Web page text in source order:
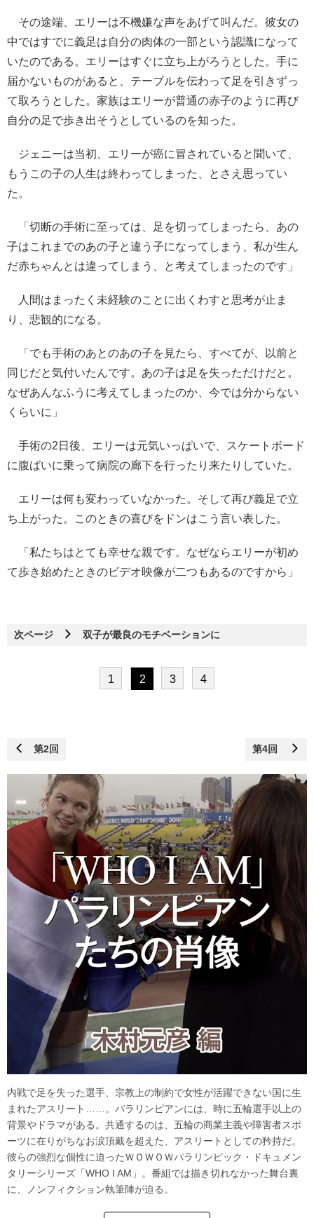
その途端、エリーは不機嫌な声をあげて叫んだ。彼女の
中ではすでに義足は自分の肉体の一部という認識になって
いたのである。エリーはすぐに立ち上がろうとした。手に
届かないものがあると、テーブルを伝わって足を引きずっ
て取ろうとした。家族はエリーが普通の赤子のように再び
自分の足で歩き出そうとしているのを知った。
ジェニーは当初、エリーが癌に冒されていると聞いて、
もうこの子の人生は終わってしまった、とさえ思ってい
た。
「切断の手術に至っては、足を切ってしまったら、あの
子はこれまでのあの子と違う子になってしまう、私が生ん
だ赤ちゃんとは違ってしまう、と考えてしまったのです」
人間はまったく未経験のことに出くわすと思考が止ま
り、悲観的になる。
「でも手術のあとのあの子を見たら、すべてが、以前と
同じだと気付いたんです。あの子は足を失っただけだと。
なぜあんなふうに考えてしまったのか、今では分からない
くらいに」
手術の2日後、エリーは元気いっぱいで、スケートボード
に腹ばいに乗って病院の廊下を行ったり来たりしていた。
エリーは何も変わっていなかった。そして再び義足で立
ち上がった。このときの喜びをドンはこう言い表した。
「私たちはとても幸せな親です。なぜならエリーが初め
て歩き始めたときのビデオ映像が二つもあるのですから」
次ページ 双子が最良のモチベーションに
1 2 3 4
第2回 第4回
内戦で足を失った選手、宗教上の制約で女性が活躍できない国に生
まれたアスリート……。パラリンピアンには、時に五輪選手以上の
背景やドラマがある。共通するのは、五輪の商業主義や障害者スポ
ーツに在りがちなお涙頂戴を超えた、アスリートとしての矜持だ。
彼らの強烈な個性に迫ったＷＯＷＯＷパラリンピック・ドキュメン
タリーシリーズ「WHO I AM」。番組では描き切れなかった舞台裏
に、ノンフィクション執筆陣が迫る。